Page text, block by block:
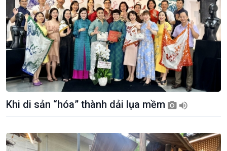
Giới thiệu
Thời sự
Thời sự 6h
Thời sự 12h
Khi di sản “hóa” thành dải lụa mềm